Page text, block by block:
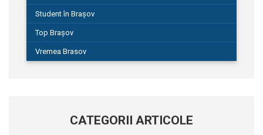
Student în Brașov
Top Brașov
Vremea Brasov
CATEGORII ARTICOLE